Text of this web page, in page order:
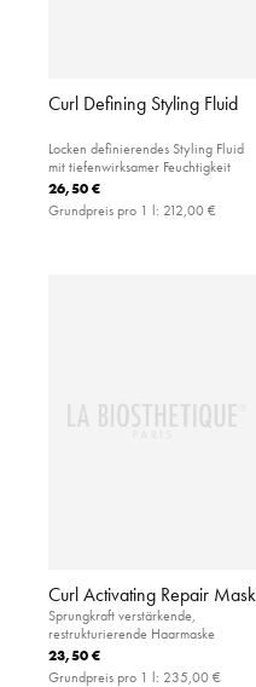
Curl Defining Styling Fluid
Locken definierendes Styling Fluid
mit tiefenwirksamer Feuchtigkeit
26,50 €
Grundpreis pro 1 l: 212,00 €
Curl Activating Repair Mask
Sprungkraft verstärkende,
restrukturierende Haarmaske
23,50 €
Grundpreis pro 1 l: 235,00 €